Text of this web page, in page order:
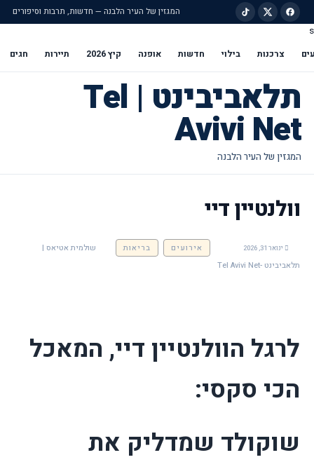
המגזין של העיר הלבנה — חדשות, תרבות וסיפורים
s
צרכנות בילוי חדשות אופנה קיץ 2026 תיירות חגים
תלאביבינט | Tel
Avivi Net
וולנטיין דיי
ינואר 31, 2026 אירועים בריאות
שולמית אטיאס |
תלאביבינט -Tel Avivi Net
לרגל הוולנטיין דיי, המאכל
הכי סקסי:
שוקולד שמדליק את